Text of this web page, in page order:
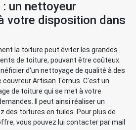
un nettoyeur
votre disposition dans
la toiture peut éviter les grandes
de toiture, pouvant être coûteux.
d'un nettoyage de qualité à des
Artisan Ternus. C'est un
de toiture qui se met à votre
Il peut ainsi réaliser un
des toitures en tuiles. Pour plus de
vous pouvez lui contacter par mail